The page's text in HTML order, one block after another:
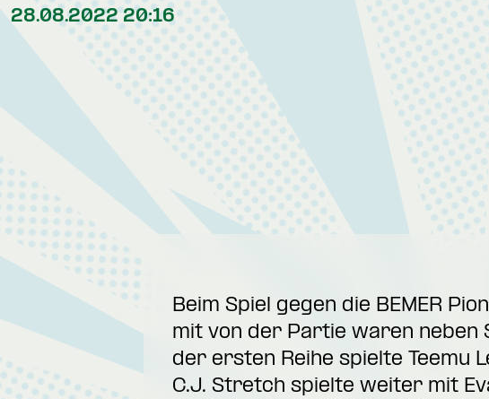
28.08.2022 20:16
Beim Spiel gegen die BEMER
mit von der Partie waren neben
der ersten Reihe spielte Teemu
C.J. Stretch spielte weiter mit